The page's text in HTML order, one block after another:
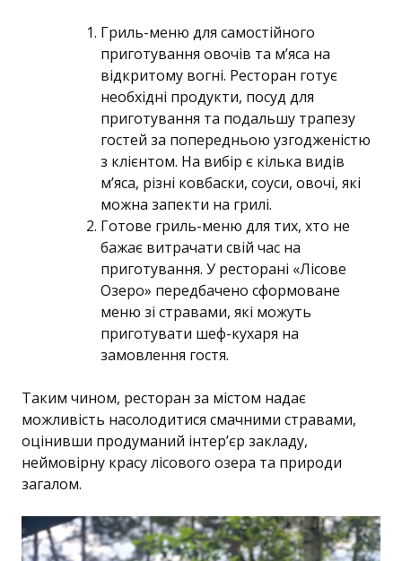
Гриль-меню для самостійного
приготування овочів та м’яса на
відкритому вогні. Ресторан готує
необхідні продукти, посуд для
приготування та подальшу трапезу
гостей за попередньою узгодженістю
з клієнтом. На вибір є кілька видів
м’яса, різні ковбаски, соуси, овочі, які
можна запекти на грилі.
Готове гриль-меню для тих, хто не
бажає витрачати свій час на
приготування. У ресторані «Лісове
Озеро» передбачено сформоване
меню зі стравами, які можуть
приготувати шеф-кухаря на
замовлення гостя.
Таким чином, ресторан за містом надає
можливість насолодитися смачними стравами,
оцінивши продуманий інтер’єр закладу,
неймовірну красу лісового озера та природи
загалом.